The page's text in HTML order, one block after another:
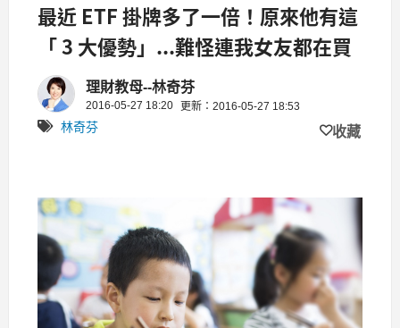
最近 ETF 掛牌多了一倍！原來他有這
「 3 大優勢」...難怪連我女友都在買
理財教母--林奇芬
2016-05-27 18:20 更新：2016-05-27 18:53
林奇芬 收藏